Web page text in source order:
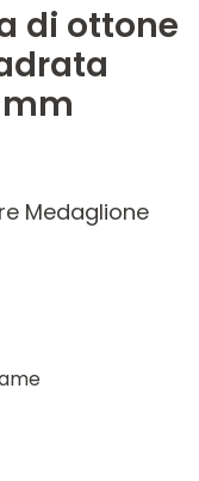
di ottone
Medaglione